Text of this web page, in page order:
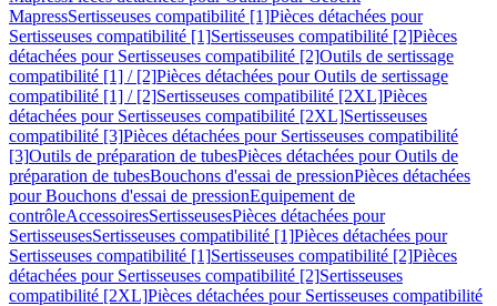
MapressSertisseuses compatibilité [1]Pièces détachées pour
Sertisseuses compatibilité [1]Sertisseuses compatibilité [2]Pièces
détachées pour Sertisseuses compatibilité [2]Outils de sertissage
compatibilité [1] / [2]Pièces détachées pour Outils de sertissage
compatibilité [1] / [2]Sertisseuses compatibilité [2XL]Pièces
détachées pour Sertisseuses compatibilité [2XL]Sertisseuses
compatibilité [3]Pièces détachées pour Sertisseuses compatibilité
[3]Outils de préparation de tubesPièces détachées pour Outils de
préparation de tubesBouchons d'essai de pressionPièces détachées
pour Bouchons d'essai de pressionEquipement de
contrôleAccessoiresSertisseusesPièces détachées pour
SertisseusesSertisseuses compatibilité [1]Pièces détachées pour
Sertisseuses compatibilité [1]Sertisseuses compatibilité [2]Pièces
détachées pour Sertisseuses compatibilité [2]Sertisseuses
compatibilité [2XL]Pièces détachées pour Sertisseuses compatibilité